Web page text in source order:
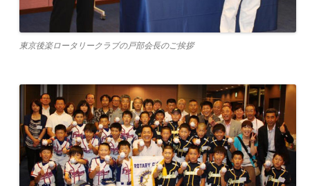
東京後楽ロータリークラブの戸部会長のご挨拶